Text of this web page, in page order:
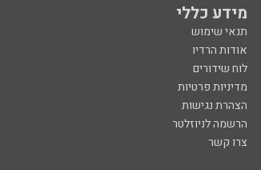
מידע כללי
תנאי שימוש
אודות הרדיו
לוח שידורים
מדיניות פרטיות
הצהרת נגישות
הרשמה לניוזלטר
צרו קשר